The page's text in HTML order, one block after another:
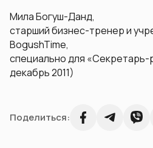
Мила Богуш-Данд,
старший бизнес-тренер и
BogushTime,
специально для
декабрь 2011)
Поделиться: